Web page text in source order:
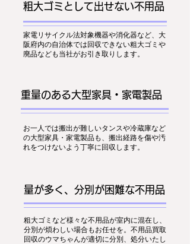
粗大ゴミとして出せない不用品
家電リサイクル法対象機器や消化器など、大
阪府内の自治体では回収できない粗大ゴミや
廃品なども当社がお引き取りします。
重量のある大型家具・家電製品
お一人では搬出が難しいタンスや冷蔵庫など
の大型家具・家電製品も、搬出経路を傷や汚
れをつけないよう丁寧に回収します。
量が多く、分別が困難な不用品
粗大ゴミなど様々な不用品が室内に混在し、
分別が煩わしい場合もお任せを。不用品買取
回収のウマちゃんが適切に分別、処分いたし